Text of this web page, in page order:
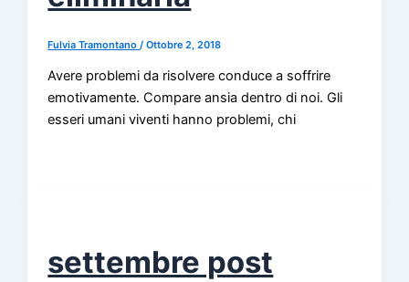
Fulvia Tramontano/Ottobre 2, 2018
Avere problemi da risolvere conduce a soffrire
emotivamente. Compare ansia dentro di noi. Gli
esseri umani viventi hanno problemi, chi
settembre post